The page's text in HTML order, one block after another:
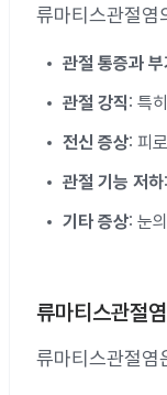
류마티스관절염
관절 통증과
관절 강직: 특
전신 증상: 피
관절 기능 저하
기타 증상: 눈
류마티스관절
류마티스관절염